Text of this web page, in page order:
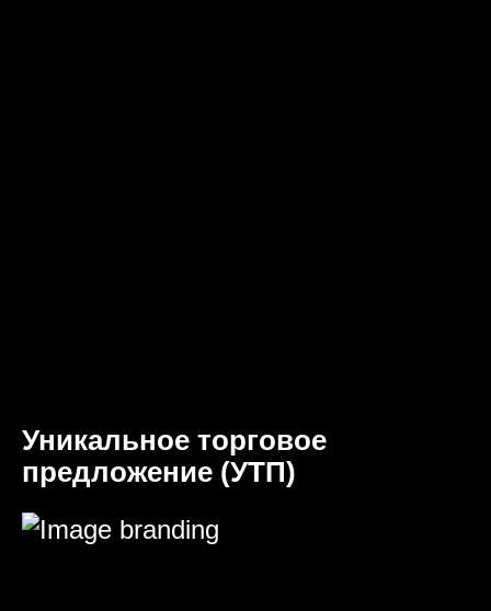
Уникальное торговое
предложение (УТП)